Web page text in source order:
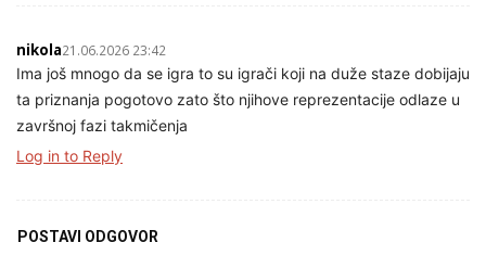
nikola21.06.2026 23:42
Ima još mnogo da se igra to su igrači koji na duže staze dobijaju
ta priznanja pogotovo zato što njihove reprezentacije odlaze u
završnoj fazi takmičenja
Log in to Reply
POSTAVI ODGOVOR